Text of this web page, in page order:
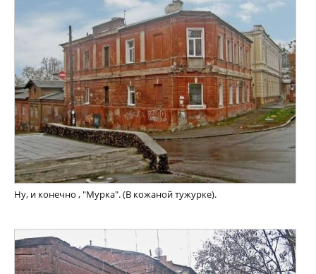
Ну, и конечно , "Мурка". (В кожаной тужурке).